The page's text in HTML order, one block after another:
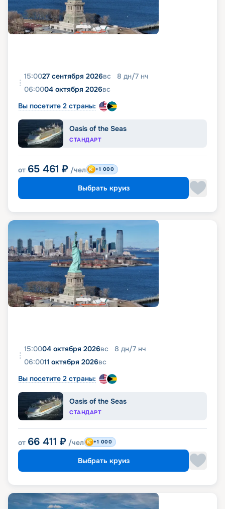
15:0027 сентября 2026вс 8 дн/7 нч
06:0004 октября 2026вс
Вы посетите 2 страны:
Oasis of the Seas
СТАНДАРТ
от 65 461 ₽ /чел +1 000
Выбрать круиз
15:0004 октября 2026вс 8 дн/7 нч
06:0011 октября 2026вс
Вы посетите 2 страны:
Oasis of the Seas
СТАНДАРТ
от 66 411 ₽ /чел +1 000
Выбрать круиз